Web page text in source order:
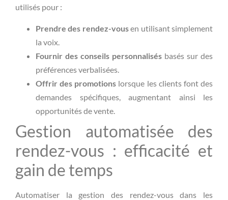
utilisés pour :
Prendre des rendez-vousen utilisant simplement
la voix.
Fournir des conseils personnalisés basés sur des
préférences verbalisées.
Offrir des promotions lorsque les clients font des
demandes spécifiques, augmentant ainsi les
opportunités de vente.
Gestion automatisée des
rendez-vous : efficacité et
gain de temps
Automatiser la gestion des rendez-vous dans les